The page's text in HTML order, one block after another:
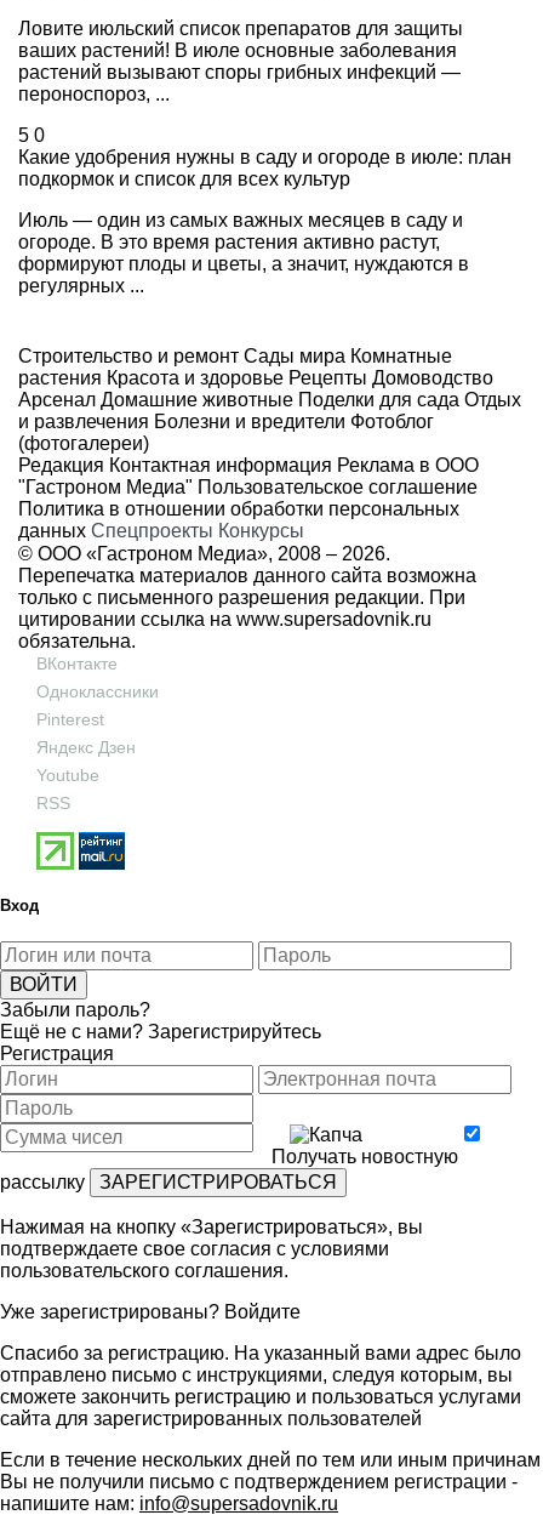
Ловите июльский список препаратов для защиты
ваших растений! В июле основные заболевания
растений вызывают споры грибных инфекций —
пероноспороз, ...
5 0
Какие удобрения нужны в саду и огороде в июле: план
подкормок и список для всех культур
Июль — один из самых важных месяцев в саду и
огороде. В это время растения активно растут,
формируют плоды и цветы, а значит, нуждаются в
регулярных ...
Строительство и ремонт Сады мира Комнатные
растения Красота и здоровье Рецепты Домоводство
Арсенал Домашние животные Поделки для сада Отдых
и развлечения Болезни и вредители Фотоблог
(фотогалереи)
Редакция Контактная информация Реклама в ООО
"Гастроном Медиа" Пользовательское соглашение
Политика в отношении обработки персональных
данных Спецпроекты Конкурсы
© ООО «Гастроном Медиа», 2008 – 2026.
Перепечатка материалов данного сайта возможна
только с письменного разрешения редакции. При
цитировании ссылка на www.supersadovnik.ru
обязательна.
ВКонтакте
Одноклассники
Pinterest
Яндекс Дзен
Youtube
RSS
Вход
Забыли пароль?
Ещё не с нами? Зарегистрируйтесь
Регистрация
Получать новостную
рассылку
Нажимая на кнопку «Зарегистрироваться», вы
подтверждаете свое согласия с условиями
пользовательского соглашения.
Уже зарегистрированы? Войдите
Спасибо за регистрацию. На указанный вами адрес было
отправлено письмо с инструкциями, следуя которым, вы
сможете закончить регистрацию и пользоваться услугами
сайта для зарегистрированных пользователей
Если в течение нескольких дней по тем или иным причинам
Вы не получили письмо с подтверждением регистрации -
напишите нам: info@supersadovnik.ru